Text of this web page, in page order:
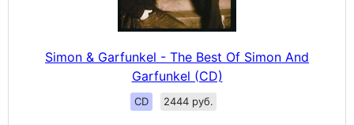
Simon & Garfunkel - The Best Of Simon And
Garfunkel (CD)
CD 2444 руб.